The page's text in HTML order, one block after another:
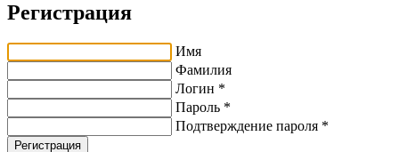
Регистрация
Имя
Фамилия
Логин *
Пароль *
Подтверждение пароля *